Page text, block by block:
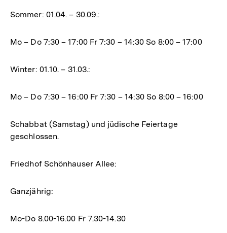
Sommer: 01.04. – 30.09.:
Mo – Do 7:30 – 17:00 Fr 7:30 – 14:30 So 8:00 – 17:00
Winter: 01.10. – 31.03.:
Mo – Do 7:30 – 16:00 Fr 7:30 – 14:30 So 8:00 – 16:00
Schabbat (Samstag) und jüdische Feiertage
geschlossen.
Friedhof Schönhauser Allee:
Ganzjährig:
Mo-Do 8.00-16.00 Fr 7.30-14.30